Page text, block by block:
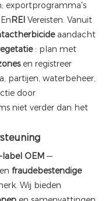
exportprogramma's
REI Vereisten. Vanuit
aandacht
: plan met
en registreer
partijen, waterbeheer,
door
niet verder dan het
label OEM —
en fraudebestendige
Wij bieden